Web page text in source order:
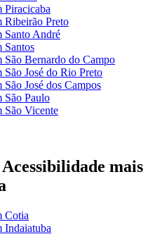
Piracicaba
Ribeirão Preto
Santo André
Santos
São Bernardo do Campo
José do Rio Preto
José dos Campos
São Paulo
São Vicente
mais
Cotia
Indaiatuba